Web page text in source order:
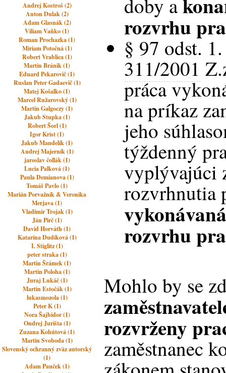
Andrej Kostroš (2)
Anton Dulak (2)
Adam Glasnák (2)
Viliam Vaňko (1)
Roman Prochazka (1)
Miriam Potočná (1)
Robert Vrablica (1)
Martin Bránik (1)
Eduard Pekarovič (1)
Ruslan Peter Gadaevič (1)
Matej Košalko (1)
Marcel Ružarovský (1)
Martin Galgoczy (1)
Jakub Stupka (1)
Robert Šorl (1)
Igor Krist (1)
Jakub Mandelík (1)
Andrej Majerník (1)
jaroslav čollák (1)
Lucia Palková (1)
Paula Demianova (1)
Tomáš Pavlo (1)
Marián Porvažník & Veronika
Merjava (1)
Vladimir Trojak (1)
Ján Pirč (1)
David Horváth (1)
Katarína Dudíková (1)
I. Stiglitz (1)
peter straka (1)
Martin Šrámek (1)
Martin Poloha (1)
Juraj Lukáč (1)
Martin Estočák (1)
lukasmozola (1)
Peter K (1)
Nora Šajbidor (1)
Ondrej Jurišta (1)
Zuzana Kohútová (1)
Martin Svoboda (1)
Slovenský ochranný zväz autorský
(1)
Adam Pauček (1)
doby a
rozvrhu
§ 97 odst.
311/2001
práca
na príkaz
jeho
týždenný
vyplývajúci
rozvrhnutia
rozvrhu
Mohlo by se
rozvrženy
zaměstnanec